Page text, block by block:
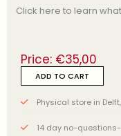
Click here to learn
Price: €35,00
ADD TO CART
Physical store in Delft,
14 day no-